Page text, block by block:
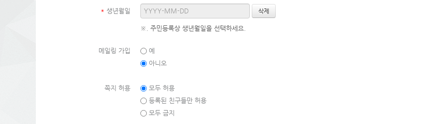
* 생년월일
※. 주민등록상 생년월일을 선택하세요.
메일링 가입
예
아니오
쪽지 허용
모두 허용
등록된 친구들만 허용
모두 금지